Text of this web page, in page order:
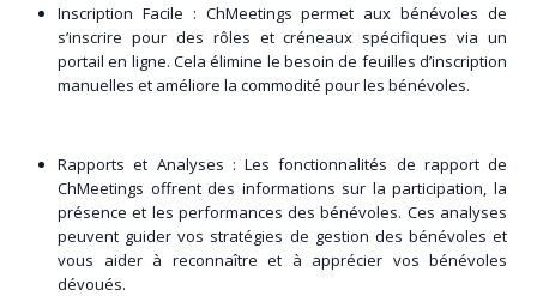
Inscription Facile : ChMeetings permet aux bénévoles de
s’inscrire pour des rôles et créneaux spécifiques via un
portail en ligne. Cela élimine le besoin de feuilles d’inscription
manuelles et améliore la commodité pour les bénévoles.
Rapports et Analyses : Les fonctionnalités de rapport de
ChMeetings offrent des informations sur la participation, la
présence et les performances des bénévoles. Ces analyses
peuvent guider vos stratégies de gestion des bénévoles et
vous aider à reconnaître et à apprécier vos bénévoles
dévoués.